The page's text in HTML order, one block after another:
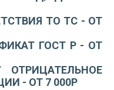
ТО ТС - ОТ
ГОСТ Р - ОТ
- ОТ 7 000Р